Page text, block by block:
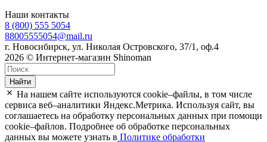
Наши контакты
8 (800) 555 5054
88005555054@mail.ru
г. Новосибирск, ул. Николая Островского, 37/1, оф.4
2026 © Интернет-магазин Shinoman
Найти
На нашем сайте используются cookie–файлы, в том числе
сервиса веб–аналитики Яндекс.Метрика. Используя сайт, вы
соглашаетесь на обработку персональных данных при помощи
cookie–файлов. Подробнее об обработке персональных
данных вы можете узнать в Политике обработки